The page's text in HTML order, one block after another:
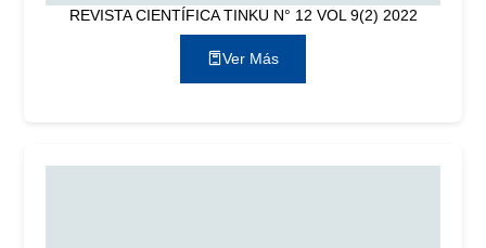
REVISTA CIENTÍFICA TINKU N° 12 VOL 9(2) 2022
Ver Más